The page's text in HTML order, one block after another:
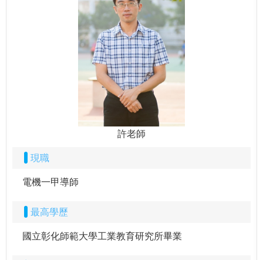
許老師
現職
電機一甲導師
最高學歷
國立彰化師範大學工業教育研究所畢業